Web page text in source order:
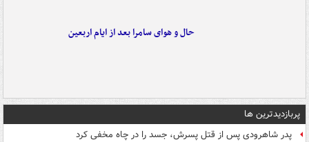
حال و هوای سامرا بعد از ایام اربعین
پربازدیدترین ها
پدر شاهرودی پس از قتل پسرش، جسد را در چاه مخفی کرد